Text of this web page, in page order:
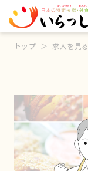
トップ 求人を見る